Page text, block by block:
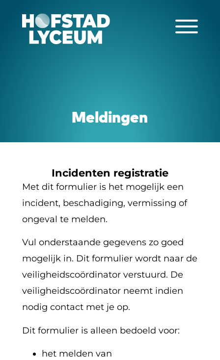
Meldingen
Incidenten registratie
Met dit formulier is het mogelijk een
incident, beschadiging, vermissing of
ongeval te melden.
Vul onderstaande gegevens zo goed
mogelijk in. Dit formulier wordt naar de
veiligheidscoördinator verstuurd. De
veiligheidscoördinator neemt indien
nodig contact met je op.
Dit formulier is alleen bedoeld voor:
het melden van